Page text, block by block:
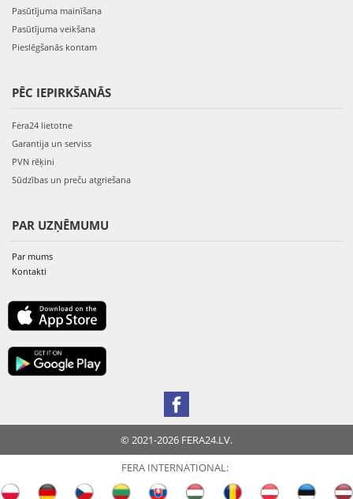
Pasūtījuma mainīšana
Pasūtījuma veikšana
Pieslēgšanās kontam
PĒC IEPIRKŠANĀS
Fera24 lietotne
Garantija un serviss
PVN rēķini
Sūdzības un preču atgriešana
PAR UZŅĒMUMU
Par mums
Kontakti
© 2021-2026 FERA24.LV.
FERA INTERNATIONAL: